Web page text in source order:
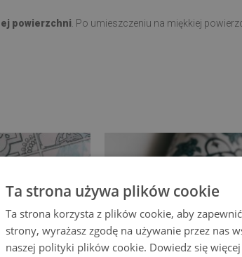
powierzchni . Po umieszczeniu na miękkiej
Ta strona używa plików cookie
Ta strona korzysta z plików cookie, aby
strony, wyrażasz zgodę na używanie przez nas
naszej polityki plików cookie. Dowiedz się więcej